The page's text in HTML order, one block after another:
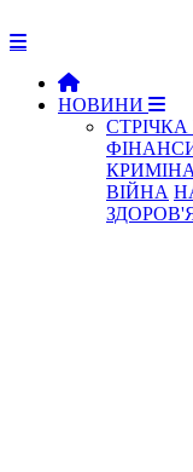
НОВИНИ
ВІЙНА